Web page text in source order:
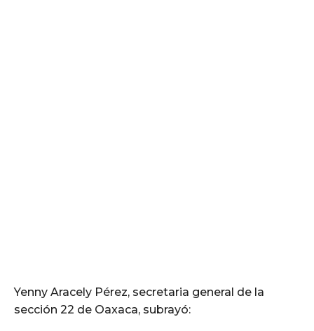
Yenny Aracely Pérez, secretaria general de la
sección 22 de Oaxaca, subrayó: